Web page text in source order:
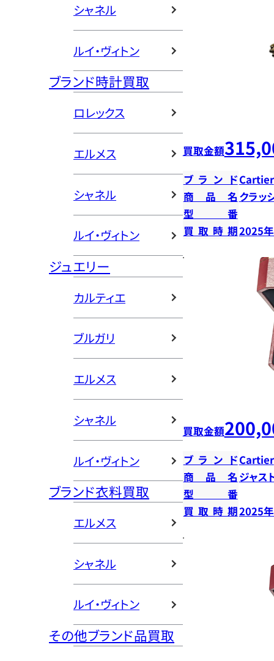
シャネル
ルイ・ヴィトン
ブランド時計買取
ロレックス
エルメス
シャネル
ルイ・ヴィトン
ジュエリー
カルティエ
ブルガリ
エルメス
シャネル
ルイ・ヴィトン
ブランド衣料買取
エルメス
シャネル
ルイ・ヴィトン
その他ブランド品買取
買取金額
ブランドCartier
商品名 クラッ
型番
買取時期2025
買取金額
ブランドCartier
商品名 ジャス
型番
買取時期2025